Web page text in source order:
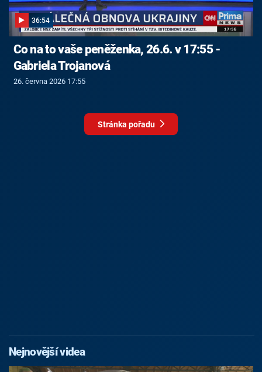
36:54
Co na to vaše peněženka, 26.6. v 17:55 -
Gabriela Trojanová
26. června 2026 17:55
Stránka pořadu
Nejnovější videa